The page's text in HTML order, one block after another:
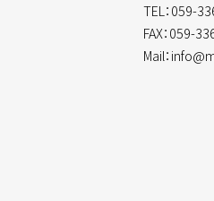
TEL：059-
FAX：059-
Mail：